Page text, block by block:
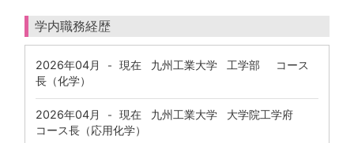
学内職務経歴
2026年04月 - 現在 九州工業大学 工学部 コース
長（化学）
2026年04月 - 現在 九州工業大学 大学院工学府
コース長（応用化学）